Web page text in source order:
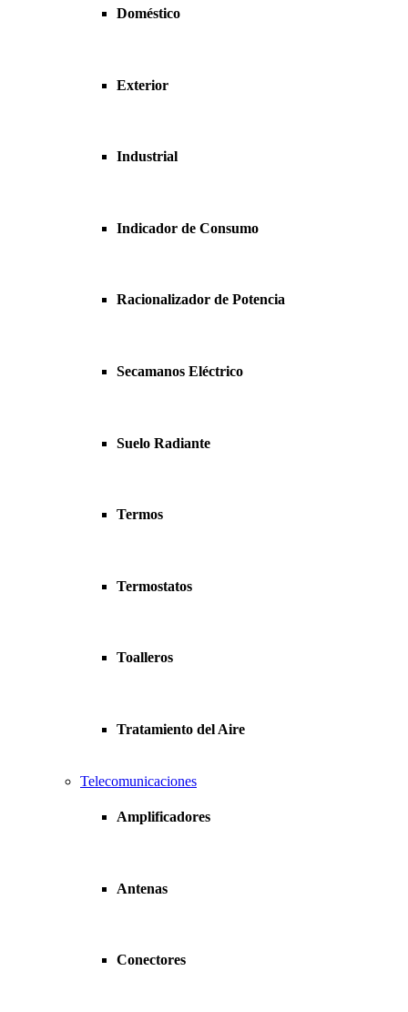
Doméstico
Exterior
Industrial
Indicador de Consumo
Racionalizador de Potencia
Secamanos Eléctrico
Suelo Radiante
Termos
Termostatos
Toalleros
Tratamiento del Aire
Telecomunicaciones
Amplificadores
Antenas
Conectores